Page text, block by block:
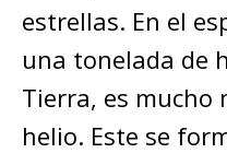
estrellas. En el
una tonelada de
Tierra, es
helio. Este se